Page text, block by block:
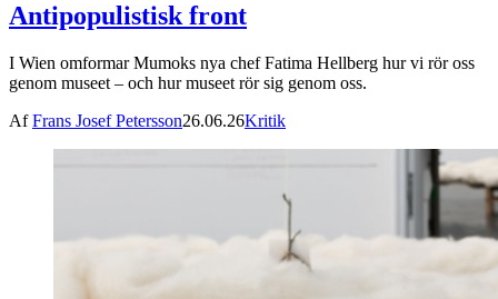
Antipopulistisk front
I Wien omformar Mumoks nya chef Fatima Hellberg hur vi rör oss
genom museet – och hur museet rör sig genom oss.
AfFrans Josef Petersson26.06.26Kritik